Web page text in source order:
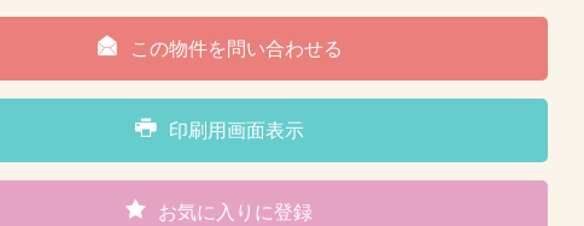
この物件を問い合わせる
印刷用画面表示
お気に入りに登録